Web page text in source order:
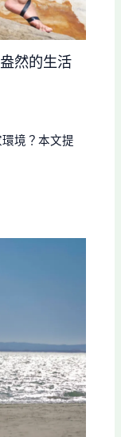
然的生活
境？本文提